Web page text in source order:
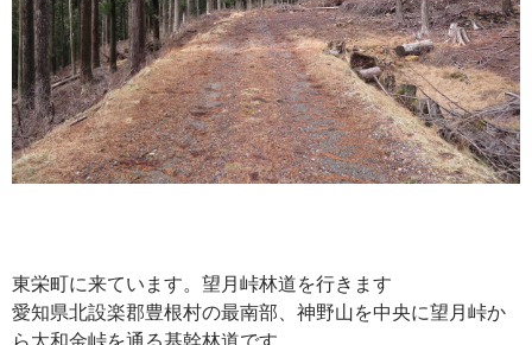
東栄町に来ています。望月峠林道を行きます
愛知県北設楽郡豊根村の最南部、神野山を中央に望月峠か
ら太和金峠を通る基幹林道です